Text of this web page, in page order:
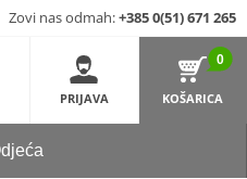
Zovi nas odmah:+385 0(51) 671 265
PRIJAVA
0
KOŠARICA